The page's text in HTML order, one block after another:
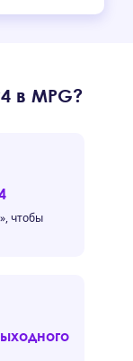
в MPG?
чтобы